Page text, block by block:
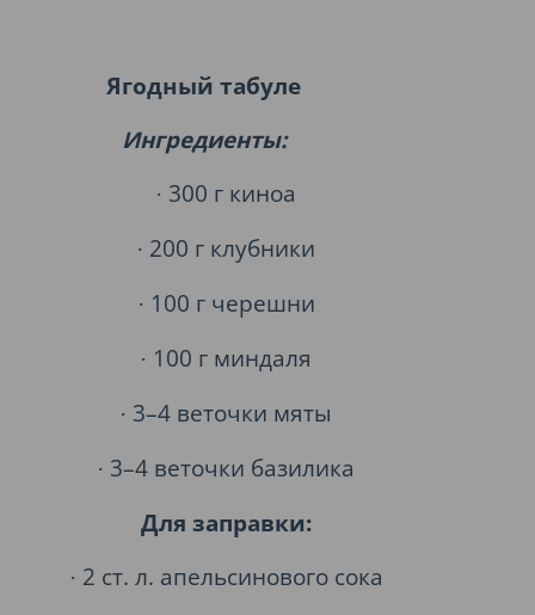
Ягодный табуле
Ингредиенты:
· 300 г киноа
· 200 г клубники
· 100 г черешни
· 100 г миндаля
· 3–4 веточки мяты
· 3–4 веточки базилика
Для заправки:
· 2 ст. л. апельсинового сока